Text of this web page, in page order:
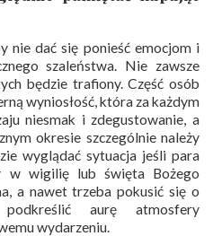
nie dać się ponieść emocjom i
szaleństwa. Nie zawsze
będzie trafiony. Część osób
wyniosłość, która za każdym
niesmak i zdegustowanie, a
okresie szczególnie należy
wyglądać sytuacja jeśli para
w wigilię lub święta Bożego
a nawet trzeba pokusić się o
aurę atmosfery
wydarzeniu.